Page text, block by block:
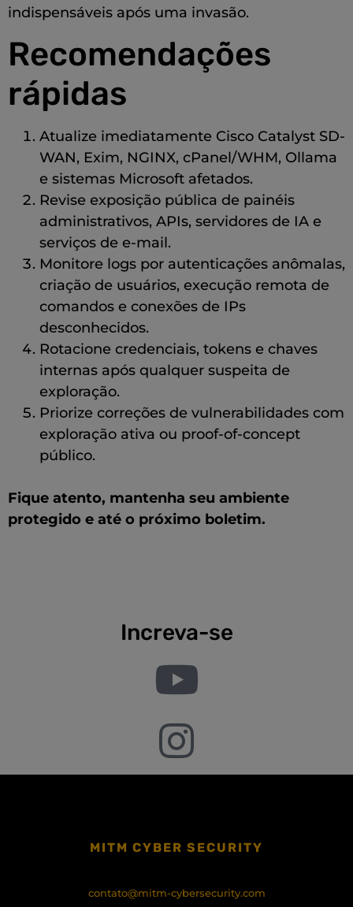
indispensáveis após uma invasão.
Recomendações
rápidas
Atualize imediatamente Cisco Catalyst SD-
WAN, Exim, NGINX, cPanel/WHM, Ollama
e sistemas Microsoft afetados.
Revise exposição pública de painéis
administrativos, APIs, servidores de IA e
serviços de e-mail.
Monitore logs por autenticações anômalas,
criação de usuários, execução remota de
comandos e conexões de IPs
desconhecidos.
Rotacione credenciais, tokens e chaves
internas após qualquer suspeita de
exploração.
Priorize correções de vulnerabilidades com
exploração ativa ou proof-of-concept
público.
Fique atento, mantenha seu ambiente
protegido e até o próximo boletim.
Increva-se
MITM CYBER SECURITY
contato@mitm-cybersecurity.com